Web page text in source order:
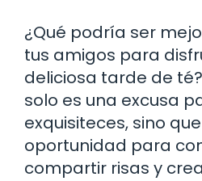
¿Qué podría ser
tus amigos para
deliciosa tarde de
solo es una excusa
exquisiteces, sino
oportunidad para
compartir risas y